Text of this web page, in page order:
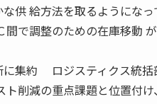
供 給方法を取るようになっ
間で調整のための在庫移動
に集約 ロジスティクス統
ト削減の重点課題と位置付